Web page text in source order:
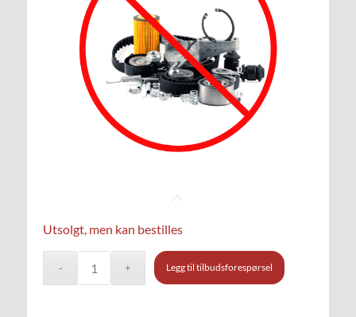
Utsolgt, men kan bestilles
Legg til tilbudsforespørsel